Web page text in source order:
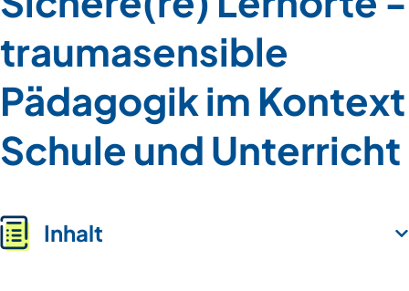
traumasensible
Pädagogik im Kontext
Schule und Unterricht
Inhalt